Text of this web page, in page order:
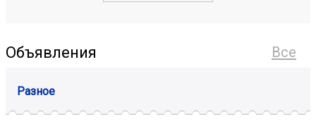
Все
Объявления
Разное